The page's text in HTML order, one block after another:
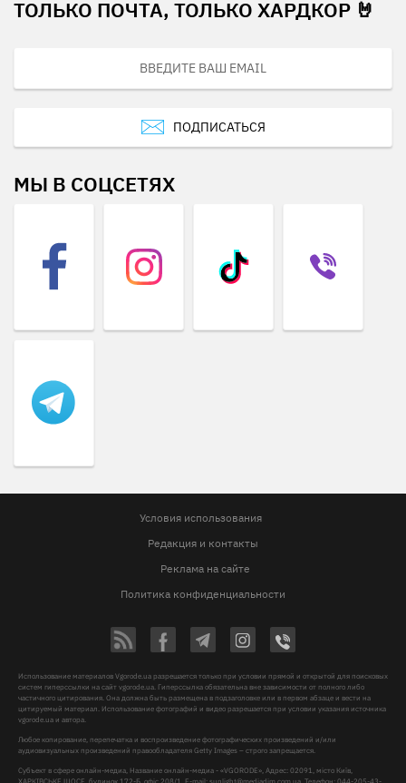
ТОЛЬКО ПОЧТА, ТОЛЬКО ХАРДКОР 🤘
ПОДПИСАТЬСЯ
МЫ В СОЦСЕТЯХ
Условия использования
Редакция и контакты
Реклама на сайте
Политика конфиденциальности
Использование материалов Vgorode.ua разрешается только при условии прямой и открытой для поисковых
систем гиперссылки на сайт vgorode.ua. Гиперссылка обязательна вне зависимости от полного либо
частичного цитирования. Она должна быть размещена в подзаголовке или в первом абзаце и вести на
цитируемый материал. Использование фотографий и видео разрешается при условии указания источника
vgorode.ua и автора.
Любое копирование, перепечатка и воспроизведение фотографических произведений и/или
аудиовизуальных произведений правообладателя Getty Images – строго запрещается.
Субъект в сфере онлайн-медиа, Название онлайн-медиа - «VGORODE», Адрес: 02091, місто Київ,
ХАРКІВСЬКЕ ШОСЕ, будинок 172-Б, офіс 208/1, E-mail:sunlight@mediadim.com.ua , Телефон: 044-205-43-